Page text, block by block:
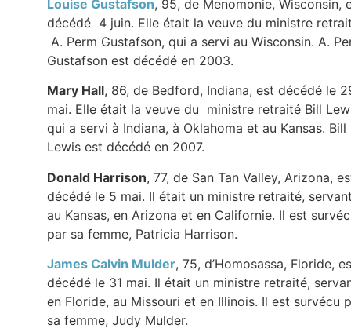
Louise Gustafson, 95, de Menomonie, Wisconsin,
décédé 4 juin. Elle était la veuve du ministre
A. Perm Gustafson, qui a servi au Wisconsin. A.
Gustafson est décédé en 2003.
Mary Hall, 86, de Bedford, Indiana, est décédé le
mai. Elle était la veuve du ministre retraité Bill
qui a servi à Indiana, à Oklahoma et au Kansas. Bill
Lewis est décédé en 2007.
Donald Harrison, 77, de San Tan Valley, Arizona,
décédé le 5 mai. Il était un ministre retraité,
au Kansas, en Arizona et en Californie. Il est
par sa femme, Patricia Harrison.
James Calvin Mulder, 75, d’Homosassa, Floride,
décédé le 31 mai. Il était un ministre retraité,
en Floride, au Missouri et en Illinois. Il est survécu
sa femme, Judy Mulder.